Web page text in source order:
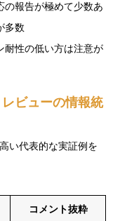
の報告が極めて少数あ
多数
耐性の低い方は注意が
ビューの情報統
い代表的な実証例を
コメント抜粋